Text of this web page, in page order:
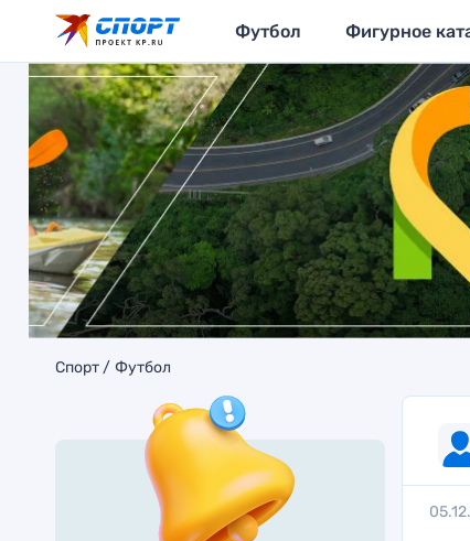
Футбол Фигурное
Спорт Футбол